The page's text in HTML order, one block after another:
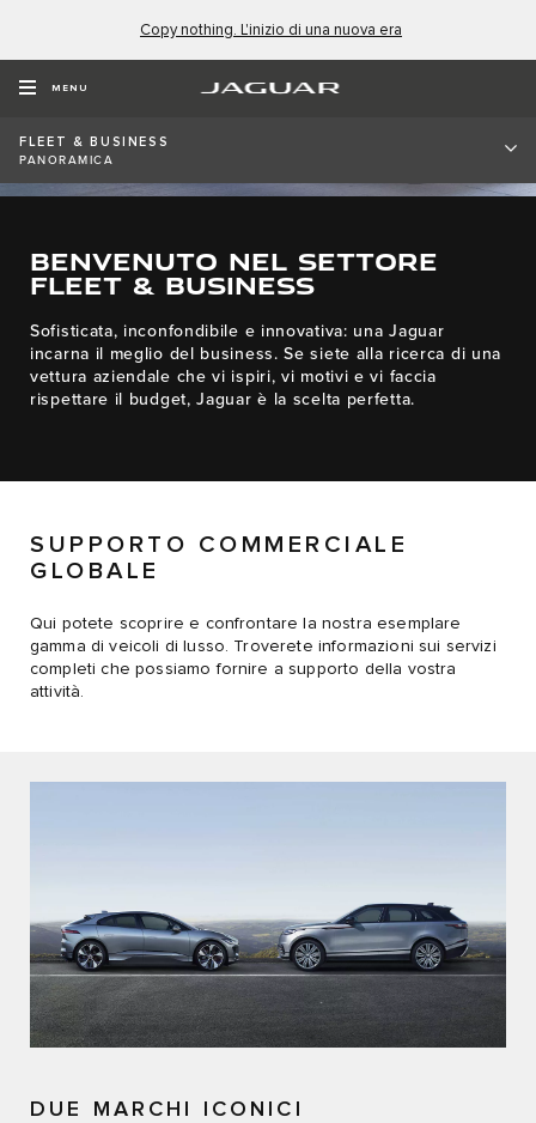
Copy nothing. L'inizio di una nuova era
MENU
FLEET & BUSINESS
PANORAMICA
BENVENUTO NEL SETTORE
FLEET & BUSINESS
Sofisticata, inconfondibile e innovativa: una Jaguar
incarna il meglio del business. Se siete alla ricerca di una
vettura aziendale che vi ispiri, vi motivi e vi faccia
rispettare il budget, Jaguar è la scelta perfetta.
SUPPORTO COMMERCIALE
GLOBALE
Qui potete scoprire e confrontare la nostra esemplare
gamma di veicoli di lusso. Troverete informazioni sui servizi
completi che possiamo fornire a supporto della vostra
attività.
DUE MARCHI ICONICI